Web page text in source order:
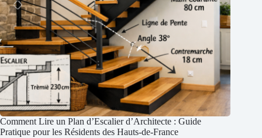
Comment Lire un Plan d’Escalier d’Architecte : Guide
Pratique pour les Résidents des Hauts-de-France